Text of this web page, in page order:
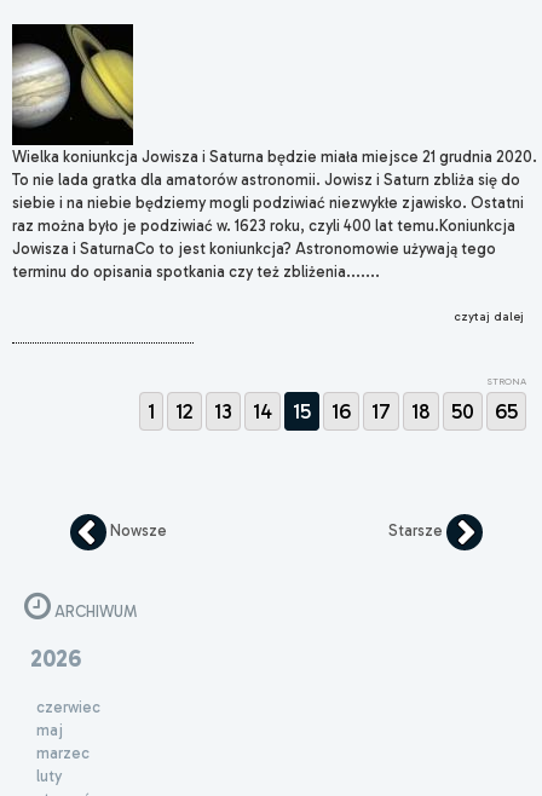
Wielka koniunkcja Jowisza i Saturna będzie miała miejsce 21 grudnia 2020.
To nie lada gratka dla amatorów astronomii. Jowisz i Saturn zbliża się do
siebie i na niebie będziemy mogli podziwiać niezwykłe zjawisko. Ostatni
raz można było je podziwiać w. 1623 roku, czyli 400 lat temu.Koniunkcja
Jowisza i SaturnaCo to jest koniunkcja? Astronomowie używają tego
terminu do opisania spotkania czy też zbliżenia.......
czytaj dalej
STRONA
1 12 13 14 15 16 17 18 50 65
Nowsze Starsze
ARCHIWUM
2026
czerwiec
maj
marzec
luty